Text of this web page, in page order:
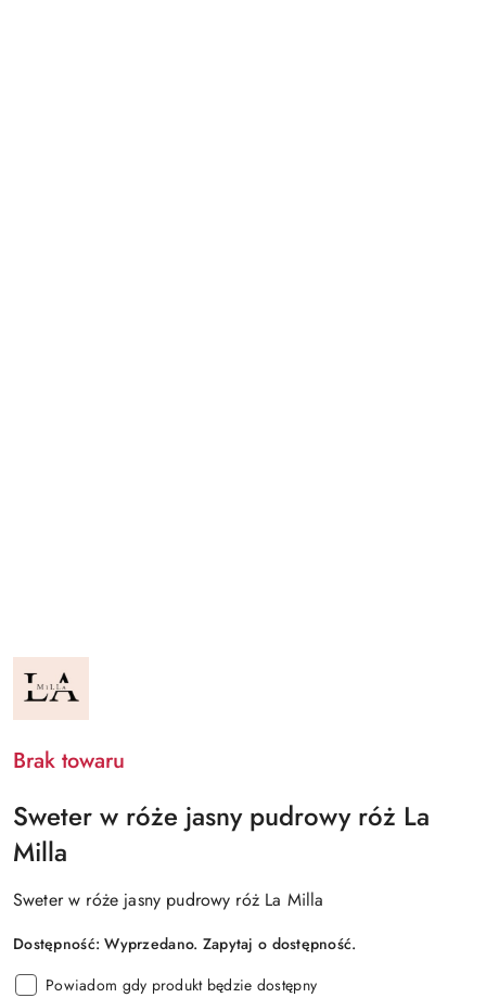
NAZWA
PRODUCENTA:
LA
Brak towaru
Sweter w róże jasny pudrowy róż La
Milla
Sweter w róże jasny pudrowy róż La Milla
Dostępność:Wyprzedano. Zapytaj o dostępność.
Powiadom gdy produkt będzie dostępny